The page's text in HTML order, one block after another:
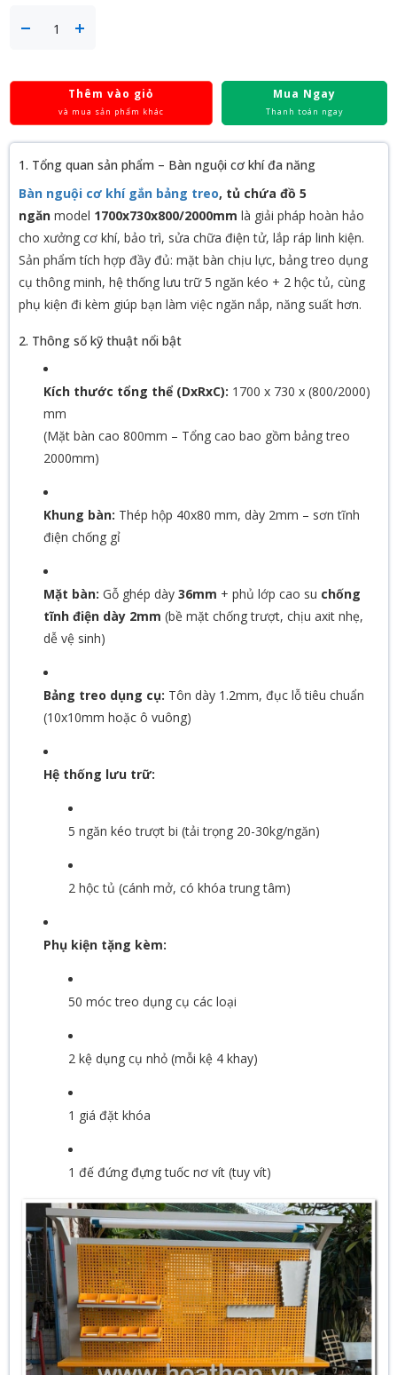
Thêm vào giỏ
và mua sản phẩm khác
Mua Ngay
Thanh toán ngay
1. Tổng quan sản phẩm – Bàn nguội cơ khí đa năng
Bàn nguội cơ khí gắn bảng treo, tủ chứa đồ 5
ngănmodel 1700x730x800/2000mm là giải pháp hoàn hảo
cho xưởng cơ khí, bảo trì, sửa chữa điện tử, lắp ráp linh kiện.
Sản phẩm tích hợp đầy đủ: mặt bàn chịu lực, bảng treo dụng
cụ thông minh, hệ thống lưu trữ 5 ngăn kéo + 2 hộc tủ, cùng
phụ kiện đi kèm giúp bạn làm việc ngăn nắp, năng suất hơn.
2. Thông số kỹ thuật nổi bật
Kích thước tổng thể (DxRxC): 1700 x 730 x (800/2000)
mm
(Mặt bàn cao 800mm – Tổng cao bao gồm bảng treo
2000mm)
Khung bàn: Thép hộp 40x80 mm, dày 2mm – sơn tĩnh
điện chống gỉ
Mặt bàn: Gỗ ghép dày 36mm + phủ lớp cao su chống
tĩnh điện dày 2mm (bề mặt chống trượt, chịu axit nhẹ,
dễ vệ sinh)
Bảng treo dụng cụ: Tôn dày 1.2mm, đục lỗ tiêu chuẩn
(10x10mm hoặc ô vuông)
Hệ thống lưu trữ:
5 ngăn kéo trượt bi (tải trọng 20-30kg/ngăn)
2 hộc tủ (cánh mở, có khóa trung tâm)
Phụ kiện tặng kèm:
50 móc treo dụng cụ các loại
2 kệ dụng cụ nhỏ (mỗi kệ 4 khay)
1 giá đặt khóa
1 đế đứng đựng tuốc nơ vít (tuy vít)